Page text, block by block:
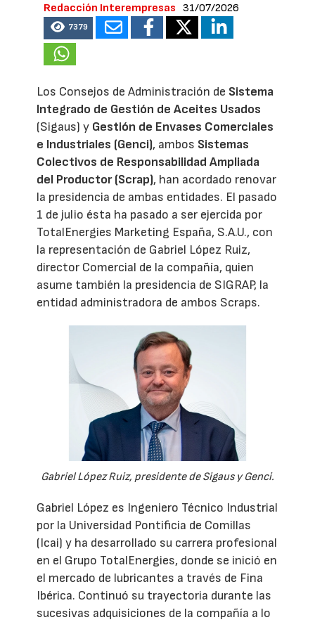
Redacción Interempresas 31/07/2026
7379
Los Consejos de Administración de Sistema
Integrado de Gestión de Aceites Usados
(Sigaus) y Gestión de Envases Comerciales
e Industriales (Genci), ambos Sistemas
Colectivos de Responsabilidad Ampliada
del Productor (Scrap), han acordado renovar
la presidencia de ambas entidades. El pasado
1 de julio ésta ha pasado a ser ejercida por
TotalEnergies Marketing España, S.A.U., con
la representación de Gabriel López Ruiz,
director Comercial de la compañía, quien
asume también la presidencia de SIGRAP, la
entidad administradora de ambos Scraps.
Gabriel López Ruiz, presidente de Sigaus y Genci.
Gabriel López es Ingeniero Técnico Industrial
por la Universidad Pontificia de Comillas
(Icai) y ha desarrollado su carrera profesional
en el Grupo TotalEnergies, donde se inició en
el mercado de lubricantes a través de Fina
Ibérica. Continuó su trayectoria durante las
sucesivas adquisiciones de la compañía a lo